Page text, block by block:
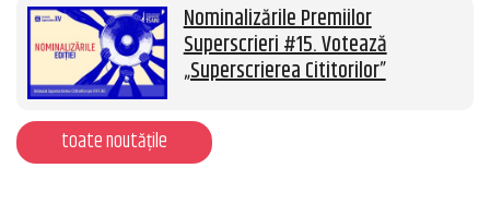
Nominalizările Premiilor
Superscrieri #15. Votează
„Superscrierea Cititorilor”
toate noutățile